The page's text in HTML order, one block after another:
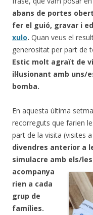
abans de portes
fer el guió, gravar i
xulo. Quan veus el
generositat per part de
Estic molt agraït de
il·lusionant amb uns/
bomba.
En aquesta última
recorreguts que farien
part de la visita (visites
divendres anterior a
simulacre amb els/
acompanya
rien a cada
grup de
famílies.